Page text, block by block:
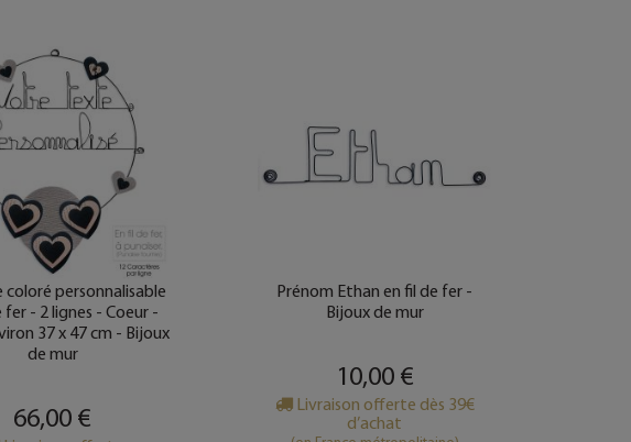
coloré personnalisable
fer - 2 lignes - Coeur -
37 x 47 cm - Bijoux
de mur
66,00 €
Prénom Ethan en fil de fer -
Bijoux de mur
10,00 €
Livraison offerte dès 39€
d’achat